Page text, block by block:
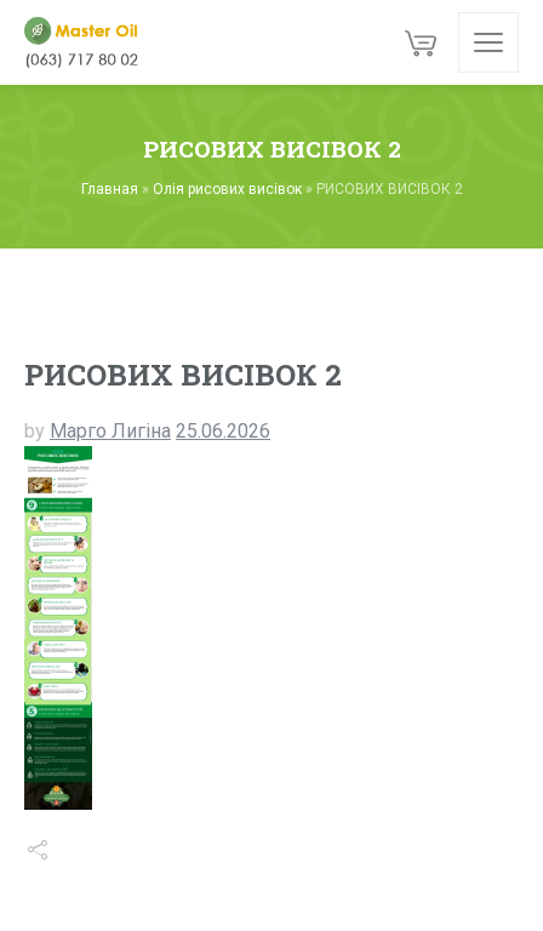
РИСОВИХ ВИСІВОК 2
Главная » Олія рисових висівок» РИСОВИХ ВИСІВОК 2
РИСОВИХ ВИСІВОК 2
by Марго Лигіна 25.06.2026